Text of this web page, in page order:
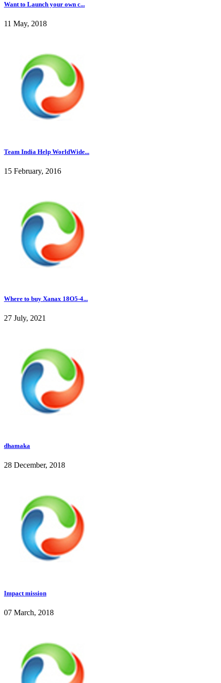
Want to Launch your own c...
11 May, 2018
Team India Help WorldWide...
15 February, 2016
Where to buy Xanax 18O5-4...
27 July, 2021
dhamaka
28 December, 2018
Impact mission
07 March, 2018